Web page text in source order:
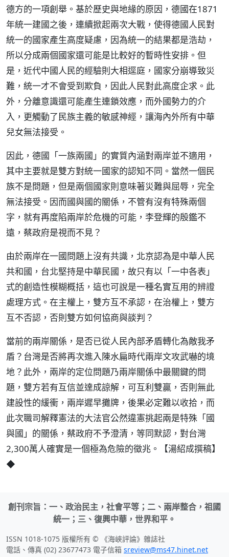
德方的一項創舉。基於歷史與地緣的原因，德國在1871
年統一建國之後，連續掀起兩次大戰，使得德國人民對
統一的國家產生高度疑慮，因為統一的結果都是浩劫，
所以分成兩個國家還可能是比較好的暫時性安排。但
是，近代中國人民的經驗則大相逕庭，國家分崩導致災
難，統一才不會受到欺負，因此人民對此高度企求。此
外，分離意識還可能產生連鎖效應，而外國勢力的介
入，更觸動了民族主義的敏感神經，讓海內外所有中華
兒女無法接受。
因此，德國「一族兩國」的實質內涵對兩岸並不適用，
其中主要就是雙方對統一國家的認知不同。當然一個民
族不是問題，但是兩個國家則意味著災難與屈辱，完全
無法接受。因而國與國的關係，不管有沒有特殊兩個
字，就有再度陷兩岸於危機的可能，李登輝的殷鑑不
遠，蔡政府是視而不見？
由於兩岸在一國問題上沒有共識，北京認為是中華人民
共和國，台北堅持是中華民國，故只有以「一中各表」
式的創造性模糊概括，這也可說是一種名實互用的辨證
處理方式。在主權上，雙方互不承認，在治權上，雙方
互不否認，否則雙方如何協商與談判？
當前的兩岸關係，是否已從人民內部矛盾轉化為敵我矛
盾？台灣是否將再次進入陳水扁時代兩岸文攻武嚇的境
地？此外，兩岸的定位問題乃兩岸關係中最關鍵的問
題，雙方若有互信並達成諒解，可互利雙贏，否則無此
建設性的緩衝，兩岸遲早攤牌，後果必定難以收拾，而
此次職司解釋憲法的大法官公然違憲挑起兩是特殊「國
與國」的關係，蔡政府不予澄清，等同默認，對台灣
2,300萬人確實是一個極為危險的徵兆。【湯紹成撰稿】
◆
創刊宗旨：一、政治民主，社會平等；二、兩岸整合，祖國
統一；三、復興中華，世界和平。
ISSN 1018-1075 版權所有 © 《海峽評論》雜誌社
電話、傳真 (02) 23677473 電子信箱 sreview@ms47.hinet.net